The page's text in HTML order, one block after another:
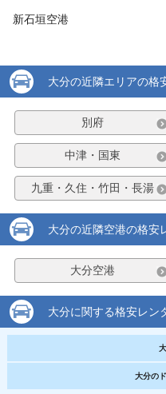
新石垣空港
大分の近隣エリアの格
別府
中津・国東
九重・久住・竹田・長湯
大分の近隣空港の格安
大分空港
大分に関する格安レン
大分の